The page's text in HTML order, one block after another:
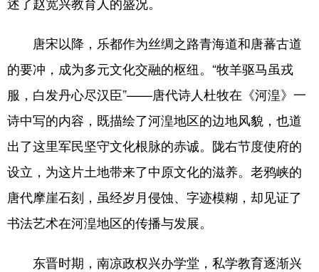
唐宋以降，乐都作为丝绸之路青海道和唐蕃古道
的要冲，成为多元文化交融的枢纽。“牧羊驱马虽戎
服，白发丹心尽汉臣”——唐代诗人杜牧在《河湟》一
诗中写的内容，既描绘了河湟地区的边地风貌，也道
出了这里军民坚守文化根脉的赤诚。陇右节度使府的
设立，为这片土地带来了中原文化的滋养。老鸦峡的
唐代摩崖石刻，虽经岁月侵蚀、字迹模糊，却见证了
书法艺术在河湟地区的传播与发展。
东晋时期，南凉政权兴办学堂，私学教育逐渐兴